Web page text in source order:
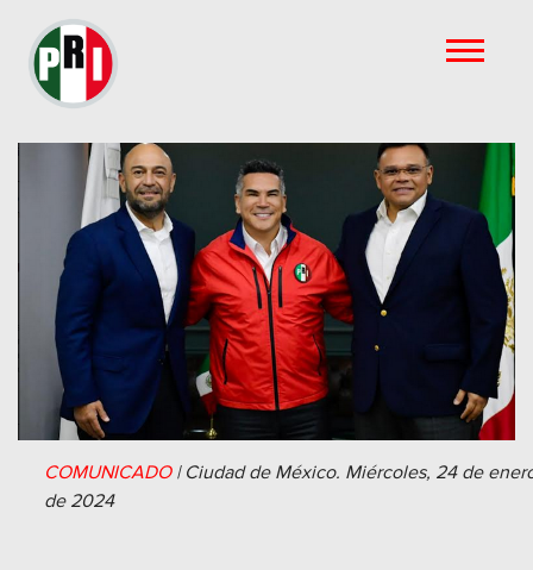
COMUNICADO| Ciudad de México. Miércoles, 24 de
de 2024